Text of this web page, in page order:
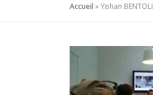
Accueil »Yohan